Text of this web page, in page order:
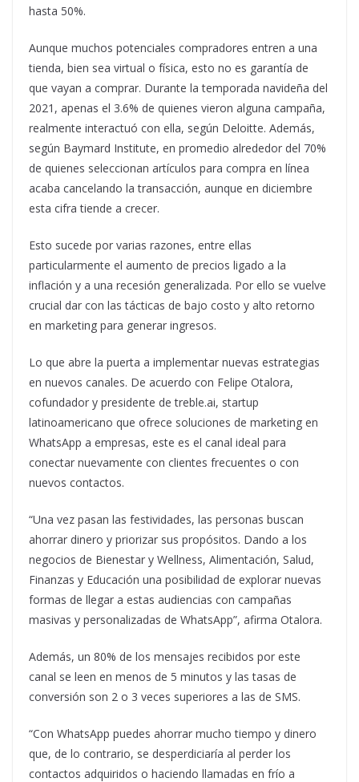
hasta 50%.
Aunque muchos potenciales compradores entren a una
tienda, bien sea virtual o física, esto no es garantía de
que vayan a comprar. Durante la temporada navideña del
2021, apenas el 3.6% de quienes vieron alguna campaña,
realmente interactuó con ella, según Deloitte. Además,
según Baymard Institute, en promedio alrededor del 70%
de quienes seleccionan artículos para compra en línea
acaba cancelando la transacción, aunque en diciembre
esta cifra tiende a crecer.
Esto sucede por varias razones, entre ellas
particularmente el aumento de precios ligado a la
inflación y a una recesión generalizada. Por ello se vuelve
crucial dar con las tácticas de bajo costo y alto retorno
en marketing para generar ingresos.
Lo que abre la puerta a implementar nuevas estrategias
en nuevos canales. De acuerdo con Felipe Otalora,
cofundador y presidente de treble.ai, startup
latinoamericano que ofrece soluciones de marketing en
WhatsApp a empresas, este es el canal ideal para
conectar nuevamente con clientes frecuentes o con
nuevos contactos.
“Una vez pasan las festividades, las personas buscan
ahorrar dinero y priorizar sus propósitos. Dando a los
negocios de Bienestar y Wellness, Alimentación, Salud,
Finanzas y Educación una posibilidad de explorar nuevas
formas de llegar a estas audiencias con campañas
masivas y personalizadas de WhatsApp”, afirma Otalora.
Además, un 80% de los mensajes recibidos por este
canal se leen en menos de 5 minutos y las tasas de
conversión son 2 o 3 veces superiores a las de SMS.
“Con WhatsApp puedes ahorrar mucho tiempo y dinero
que, de lo contrario, se desperdiciaría al perder los
contactos adquiridos o haciendo llamadas en frío a